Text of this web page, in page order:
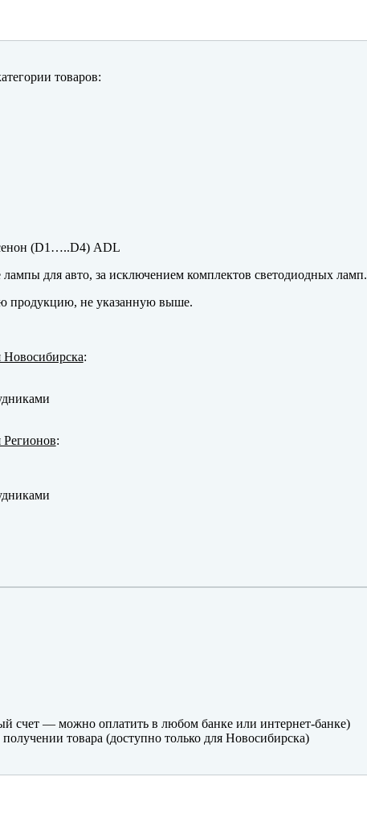
товаров:
(D1…..D4) ADL
лампы для авто, за исключением комплектов светодиодных ламп.
продукцию, не указанную выше.
Новосибирска:
Регионов:
счет — можно оплатить в любом банке или интернет-банке)
товара (доступно только для Новосибирска)